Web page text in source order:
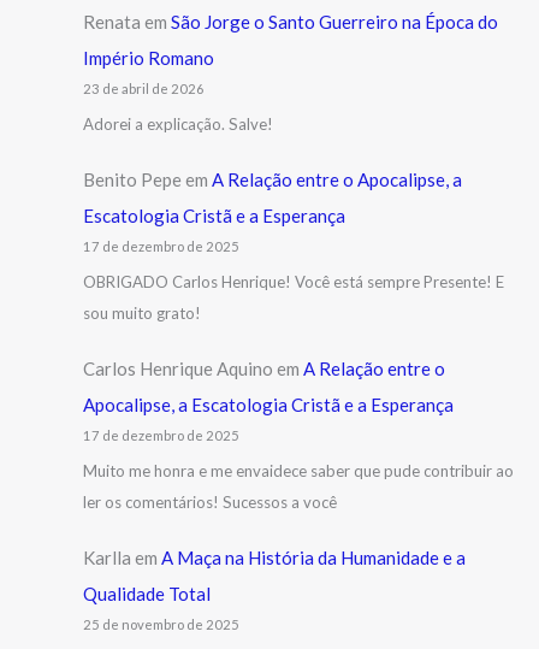
Renata em São Jorge o Santo Guerreiro na Época do
Império Romano
23 de abril de 2026
Adorei a explicação. Salve!
Benito Pepe em A Relação entre o Apocalipse, a
Escatologia Cristã e a Esperança
17 de dezembro de 2025
OBRIGADO Carlos Henrique! Você está sempre Presente! E
sou muito grato!
Carlos Henrique Aquino em A Relação entre o
Apocalipse, a Escatologia Cristã e a Esperança
17 de dezembro de 2025
Muito me honra e me envaidece saber que pude contribuir ao
ler os comentários! Sucessos a você
Karlla em A Maça na História da Humanidade e a
Qualidade Total
25 de novembro de 2025